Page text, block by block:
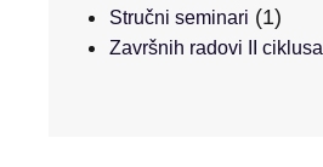
Stručni seminari (1)
Završnih radovi II ciklusa